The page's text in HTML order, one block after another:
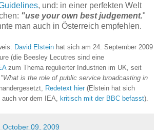
, und: in einer perfekten Welt
"use your own best judgement."
man auch in Österreich empfehlen.
David Elstein hat sich am 24. September 2009
(die Beesley Lecutres sind eine
zum Thema regulierter Industrien im UK, seit
"What is the role of public service broadcasting in
Redetext hier (Elstein hat sich
vor dem IEA, kritisch mit der BBC befasst).
October 09, 2009